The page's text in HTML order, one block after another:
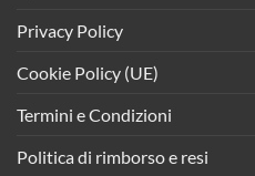
Privacy Policy
Cookie Policy (UE)
Termini e Condizioni
Politica di rimborso e resi